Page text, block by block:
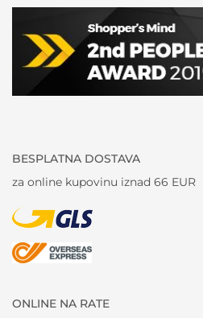
BESPLATNA DOSTAVA
za online kupovinu iznad 66 EUR
ONLINE NA RATE